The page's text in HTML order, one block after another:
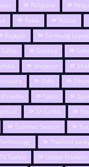
Religions
Rewa Russia
Sajapur
Samsung
Satna Science
shajapur
Sidhi
media Sport
Sri Lanka
Summer Season
Technology Thailend
TV Gossip Uattar Pradesh